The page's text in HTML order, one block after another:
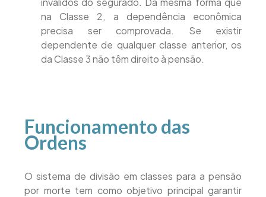
na Classe 2, a dependência econômica
precisa ser comprovada. Se existir
dependente de qualquer classe anterior, os
da Classe 3 não têm direito à pensão.
Funcionamento das
Ordens
O sistema de divisão em classes para a pensão
por morte tem como objetivo principal garantir